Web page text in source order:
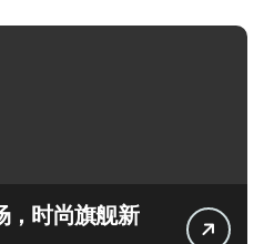
，时尚旗舰新